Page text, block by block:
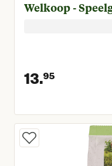
Welkoop -
13.95